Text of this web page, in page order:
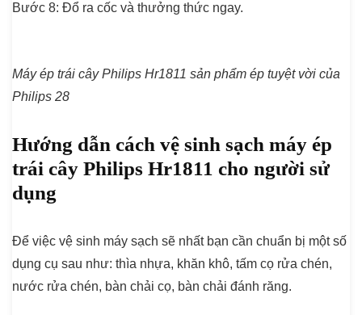
Bước 8: Đổ ra cốc và thưởng thức ngay.
Máy ép trái cây Philips Hr1811 sản phẩm ép tuyệt vời của
Philips 28
Hướng dẫn cách vệ sinh sạch máy ép
trái cây Philips Hr1811 cho người sử
dụng
Để việc vệ sinh máy sạch sẽ nhất bạn cần chuẩn bị một số
dụng cụ sau như: thìa nhựa, khăn khô, tấm cọ rửa chén,
nước rửa chén, bàn chải cọ, bàn chải đánh răng.